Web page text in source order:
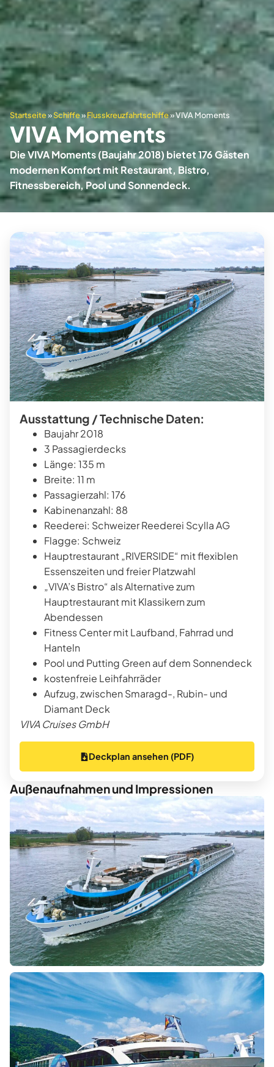
Startseite»Schiffe»Flusskreuzfahrtschiffe»VIVA Moments
VIVA Moments
Die VIVA Moments (Baujahr 2018) bietet 176 Gästen
modernen Komfort mit Restaurant, Bistro,
Fitnessbereich, Pool und Sonnendeck.
Außenaufnahmen und Impressionen
Ausstattung / Technische Daten:
Baujahr 2018
3 Passagierdecks
Länge: 135 m
Breite: 11 m
Passagierzahl: 176
Kabinenanzahl: 88
Reederei: Schweizer Reederei Scylla AG
Flagge: Schweiz
Hauptrestaurant „RIVERSIDE“ mit flexiblen
Essenszeiten und freier Platzwahl
„VIVA’s Bistro“ als Alternative zum
Hauptrestaurant mit Klassikern zum
Abendessen
Fitness Center mit Laufband, Fahrrad und
Hanteln
Pool und Putting Green auf dem Sonnendeck
kostenfreie Leihfahrräder
Aufzug, zwischen Smaragd-, Rubin- und
Diamant Deck
VIVA Cruises GmbH
Deckplan ansehen (PDF)